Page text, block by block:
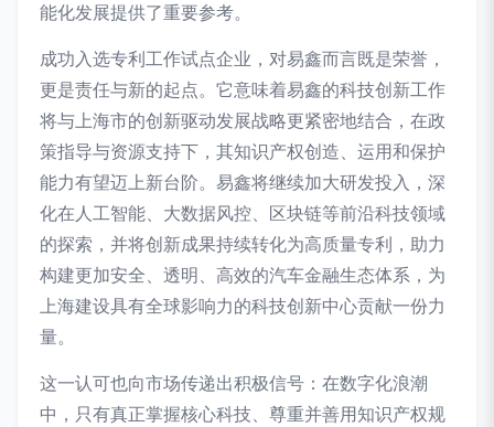
能化发展提供了重要参考。
成功入选专利工作试点企业，对易鑫而言既是荣誉，
更是责任与新的起点。它意味着易鑫的科技创新工作
将与上海市的创新驱动发展战略更紧密地结合，在政
策指导与资源支持下，其知识产权创造、运用和保护
能力有望迈上新台阶。易鑫将继续加大研发投入，深
化在人工智能、大数据风控、区块链等前沿科技领域
的探索，并将创新成果持续转化为高质量专利，助力
构建更加安全、透明、高效的汽车金融生态体系，为
上海建设具有全球影响力的科技创新中心贡献一份力
量。
这一认可也向市场传递出积极信号：在数字化浪潮
中，只有真正掌握核心科技、尊重并善用知识产权规